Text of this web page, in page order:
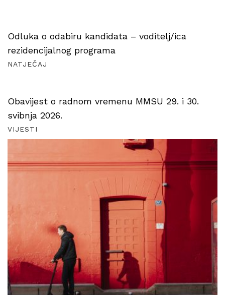
Odluka o odabiru kandidata – voditelj/ica
rezidencijalnog programa
NATJEČAJ
Obavijest o radnom vremenu MMSU 29. i 30.
svibnja 2026.
VIJESTI